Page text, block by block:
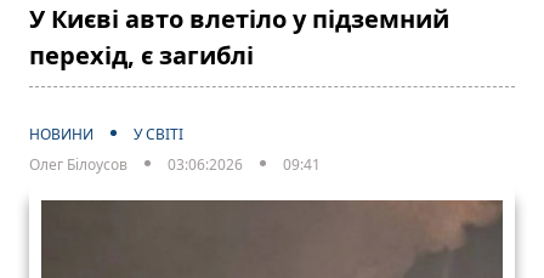
У Києві авто влетіло у підземний
перехід, є загиблі
НОВИНИ
У СВІТІ
Олег Білоусов
03:06:2026 09:41